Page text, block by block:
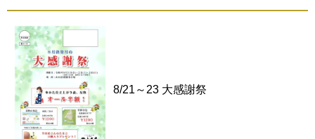
8/21～23 大感謝祭